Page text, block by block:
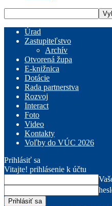
Úrad
Zastupiteľstvo
Archív
Otvorená župa
E-knižnica
Dotácie
Rada partnerstva
Rozvoj
Interact
Foto
Video
Kontakty
Voľby do VÚC 2026
Prihlásiť sa
Vitajte! prihlásenie k účtu